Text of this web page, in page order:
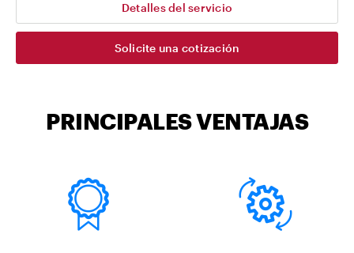
Detalles del servicio
Solicite una cotización
PRINCIPALES VENTAJAS